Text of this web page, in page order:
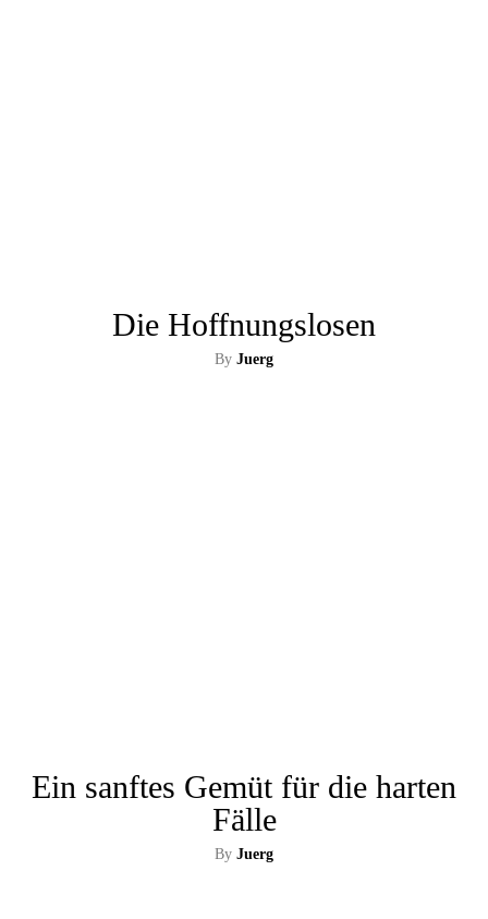
Die Hoffnungslosen
By Juerg
Ein sanftes Gemüt für die harten
Fälle
By Juerg